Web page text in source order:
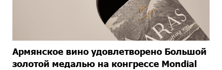
Армянское вино удовлетворено Большой
золотой медалью на конгрессе Mondial